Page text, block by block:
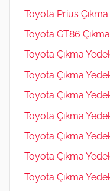
Toyota Prius
Toyota GT86
Toyota Çıkma
Toyota Çıkma
Toyota Çıkma
Toyota Çıkma
Toyota Çıkma
Toyota Çıkma
Toyota Çıkma